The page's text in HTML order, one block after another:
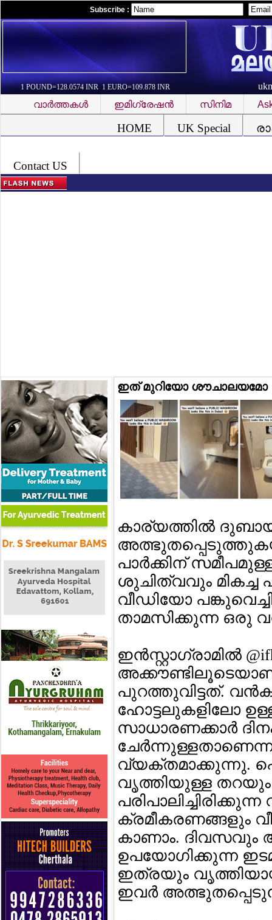
Subscribe :
1 POUND=128.0574 INR 1 EURO=109.878 INR
വാര്‍ത്തകള്‍
ഇമിഗ്രേഷന്‍ സിനിമ
HOME UK Special
Contact US
ഇത് മുറിയോ ശൗചാലയമോ
കാര്യത്തില്‍
പാര്‍ക്കിന്
ശുചിത്വവും മികച്ച
വീഡിയോ
താമസിക്കുന്ന ഒരു
ഇന്‍സ്റ്റാഗ്രാമില്‍
പുറത്തുവിട്ടത്.
ഹോട്ടലുകളിലോ
സാധാരണക്കാര്‍
വ്യക്തമാക്കുന്നു.
വൃത്തിയുള്ള തറയും
ക്രമീകരണങ്ങളും
കാണാം.
ഉപയോഗിക്കുന്ന
ഇത്രയും
ഇവര്‍